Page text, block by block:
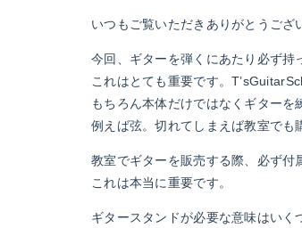
いつもご覧いただきありがとうござ
今回、ギターを弾くにあたり必ず持
これはとても重要です。
もちろん本体だけではなくギターを
例えば弦。切れてしまえば教室でも
教室でギターを販売する際、必ず付
これは本当に重要です。
ギタースタンドが必要な意味はい